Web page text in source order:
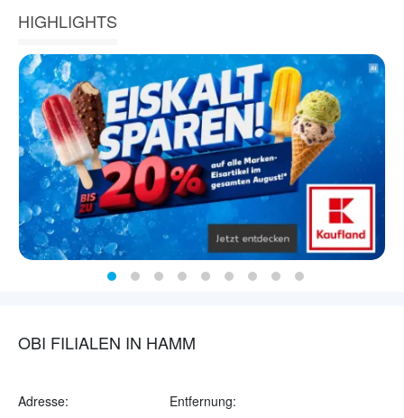
HIGHLIGHTS
OBI FILIALEN IN HAMM
Adresse: Entfernung: